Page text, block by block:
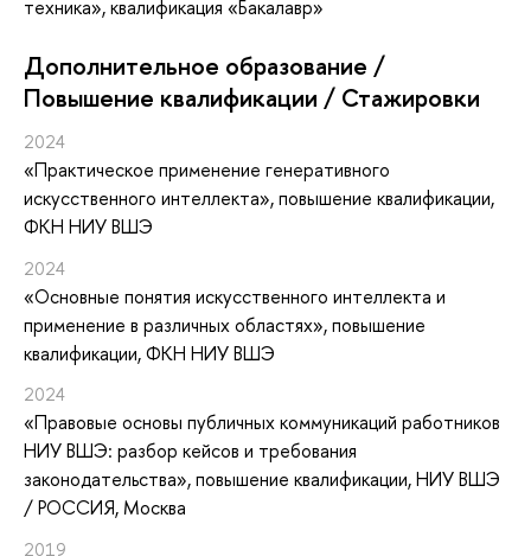
техника», квалификация «Бакалавр»
Дополнительное образование /
Повышение квалификации / Стажировки
2024
«Практическое применение генеративного
искусственного интеллекта», повышение квалификации,
ФКН НИУ ВШЭ
2024
«Основные понятия искусственного интеллекта и
применение в различных областях», повышение
квалификации, ФКН НИУ ВШЭ
2024
«Правовые основы публичных коммуникаций работников
НИУ ВШЭ: разбор кейсов и требования
законодательства», повышение квалификации, НИУ ВШЭ
/ РОССИЯ, Москва
2019